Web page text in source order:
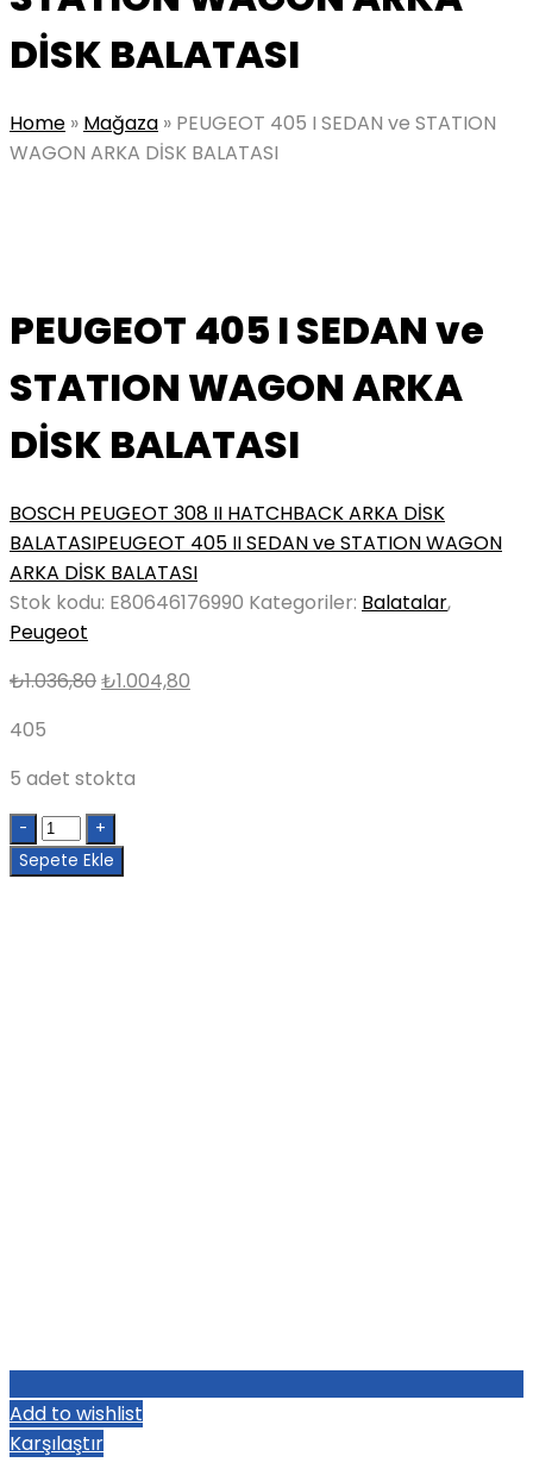
DİSK BALATASI
Home » Mağaza » PEUGEOT 405 I SEDAN ve STATION
WAGON ARKA DİSK BALATASI
PEUGEOT 405 I SEDAN ve
STATION WAGON ARKA
DİSK BALATASI
BOSCH PEUGEOT 308 II HATCHBACK ARKA DİSK
BALATASIPEUGEOT 405 II SEDAN ve STATION WAGON
ARKA DİSK BALATASI
Stok kodu: E80646176990 Kategoriler: Balatalar,
Peugeot
₺1.036,80Orijinal
₺1.004,80
405
5 adet stokta
Quantity
Sepete Ekle
Add to wishlist
Karşılaştır